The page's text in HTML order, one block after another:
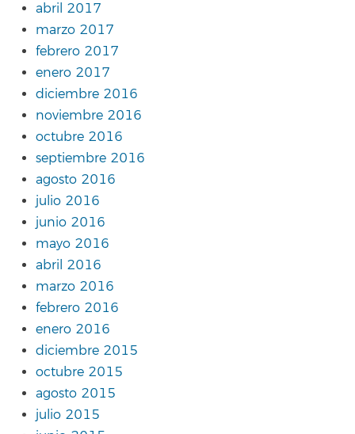
abril 2017
marzo 2017
febrero 2017
enero 2017
diciembre 2016
noviembre 2016
octubre 2016
septiembre 2016
agosto 2016
julio 2016
junio 2016
mayo 2016
abril 2016
marzo 2016
febrero 2016
enero 2016
diciembre 2015
octubre 2015
agosto 2015
julio 2015